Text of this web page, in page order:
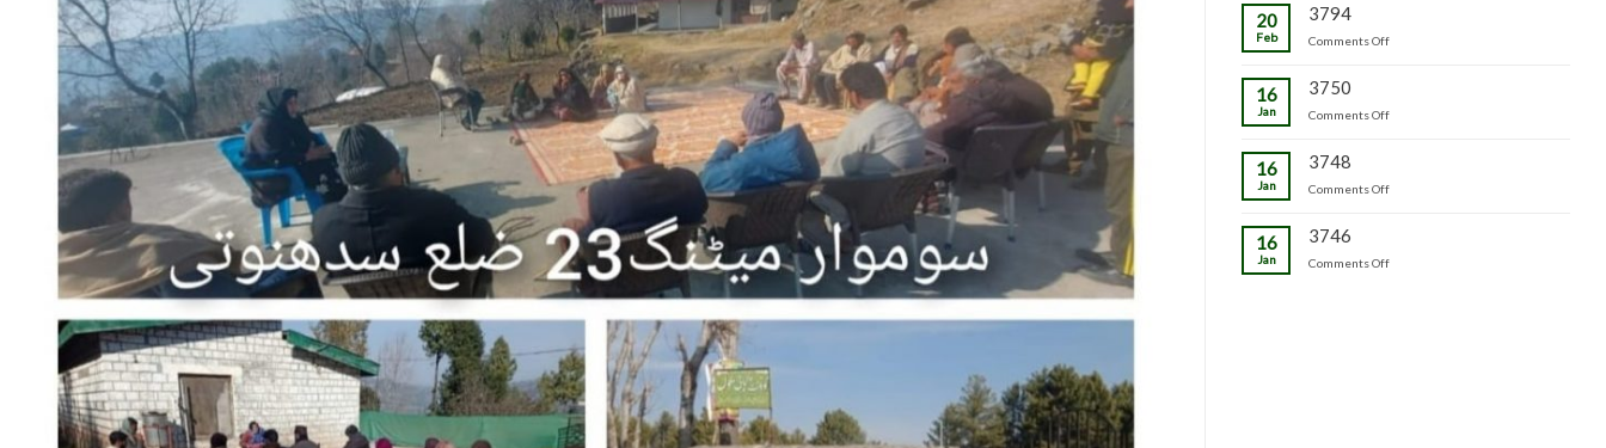
20
Feb
3794
Comments Offon
16
Jan
3750
Comments Offon
16
Jan
3748
Comments Offon
16
Jan
3746
Comments Offon